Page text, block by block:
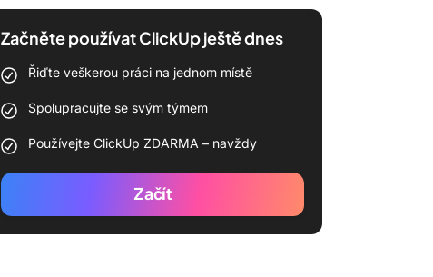
Začněte používat ClickUp ještě dnes
Řiďte veškerou práci na jednom místě
Spolupracujte se svým týmem
Používejte ClickUp ZDARMA – navždy
Začít